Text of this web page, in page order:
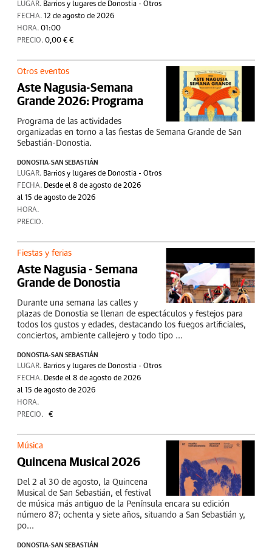
LUGAR. Barrios y lugares de Donostia - Otros
FECHA. 12 de agosto de 2026
HORA. 01:00
PRECIO. 0,00 € €
Otros eventos
Aste Nagusia-Semana
Grande 2026: Programa
Programa de las actividades
organizadas en torno a las fiestas de Semana Grande de San
Sebastián-Donostia.
DONOSTIA-SAN SEBASTIÁN
LUGAR. Barrios y lugares de Donostia - Otros
FECHA. Desde el 8 de agosto de 2026
al 15 de agosto de 2026
HORA.
PRECIO.
Fiestas y ferias
Aste Nagusia - Semana
Grande de Donostia
Durante una semana las calles y
plazas de Donostia se llenan de espectáculos y festejos para
todos los gustos y edades, destacando los fuegos artificiales,
conciertos, ambiente callejero y todo tipo ...
DONOSTIA-SAN SEBASTIÁN
LUGAR. Barrios y lugares de Donostia - Otros
FECHA. Desde el 8 de agosto de 2026
al 15 de agosto de 2026
HORA.
PRECIO.
€
Música
Quincena Musical 2026
Del 2 al 30 de agosto, la Quincena
Musical de San Sebastián, el festival
de música más antiguo de la Península encara su edición
número 87; ochenta y siete años, situando a San Sebastián y,
po...
DONOSTIA-SAN SEBASTIÁN